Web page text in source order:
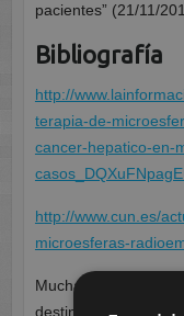
pacientes” (21/11/
Bibliografía
http://
terapia-de-
cancer-hepatico-en-
http://www.cun.es/
microesferas-
Muchas gracias
destino, elHospital